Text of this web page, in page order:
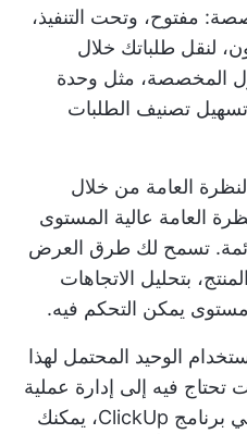
مفتوح، وتحت التنفيذ،
لنقل طلباتك خلال
المخصصة، مثل وحدة
تصنيف الطلبات
العامة من خلال
العامة عالية المستوى
تسمح لك طرق العرض
بتحليل الاتجاهات
يمكن التحكم فيه.
الوحيد المحتمل لهذا
فيه إلى إدارة عملية
تنفيذ الطلبات. ولأنه يعيش في برنامج ClickUp، يمكنك